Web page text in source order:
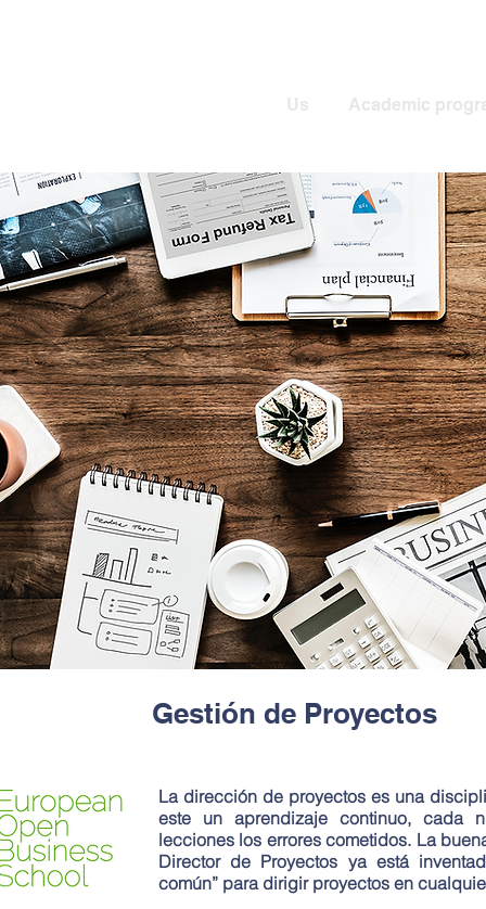
Gestión de Proyectos
La dirección de proyectos es una
este un aprendizaje continuo, cada
lecciones los errores cometidos. La
Director de Proyectos ya está
común” para dirigir proyectos en